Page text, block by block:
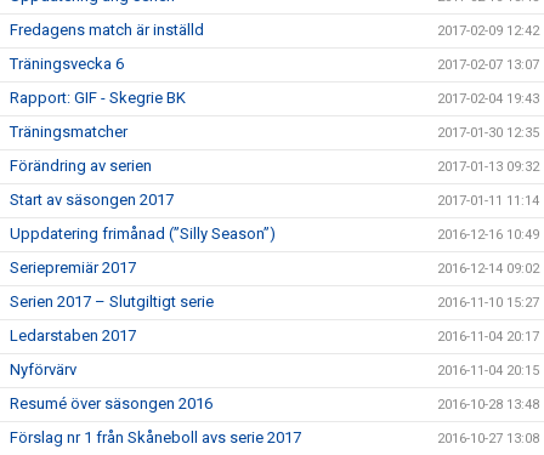
Fredagens match är inställd 2017-02-09 12:42
Träningsvecka 6 2017-02-07 13:07
Rapport: GIF - Skegrie BK 2017-02-04 19:43
Träningsmatcher 2017-01-30 12:35
Förändring av serien 2017-01-13 09:32
Start av säsongen 2017 2017-01-11 11:14
Uppdatering frimånad (”Silly Season”) 2016-12-16 10:49
Seriepremiär 2017 2016-12-14 09:02
Serien 2017 – Slutgiltigt serie 2016-11-10 15:27
Ledarstaben 2017 2016-11-04 20:17
Nyförvärv 2016-11-04 20:15
Resumé över säsongen 2016 2016-10-28 13:48
Förslag nr 1 från Skåneboll avs serie 2017 2016-10-27 13:08